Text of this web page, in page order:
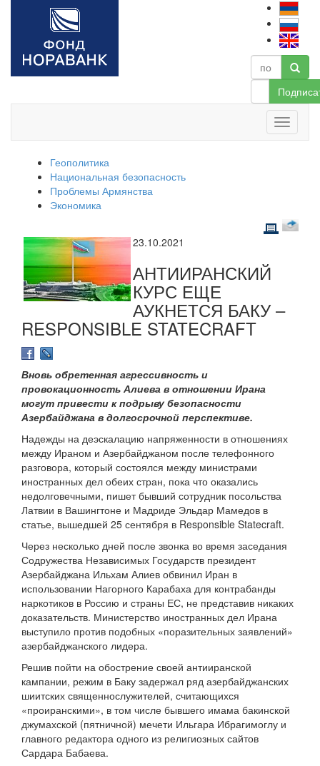
Геополитика
Национальная безопасность
Проблемы Армянства
Экономика
23.10.2021
АНТИИРАНСКИЙ
КУРС ЕЩЕ
АУКНЕТСЯ БАКУ –
RESPONSIBLE STATECRAFT
Вновь обретенная агрессивность и
провокационность Алиева в отношении Ирана
могут привести к подрыву безопасности
Азербайджана в долгосрочной перспективе.
Надежды на деэскалацию напряженности в отношениях
между Ираном и Азербайджаном после телефонного
разговора, который состоялся между министрами
иностранных дел обеих стран, пока что оказались
недолговечными, пишет бывший сотрудник посольства
Латвии в Вашингтоне и Мадриде Эльдар Мамедов в
статье, вышедшей 25 сентября в Responsible Statecraft.
Через несколько дней после звонка во время заседания
Содружества Независимых Государств президент
Азербайджана Ильхам Алиев обвинил Иран в
использовании Нагорного Карабаха для контрабанды
наркотиков в Россию и страны ЕС, не представив никаких
доказательств. Министерство иностранных дел Ирана
выступило против подобных «поразительных заявлений»
азербайджанского лидера.
Решив пойти на обострение своей антииранской
кампании, режим в Баку задержал ряд азербайджанских
шиитских священнослужителей, считающихся
«проиранскими», в том числе бывшего имама бакинской
джумахской (пятничной) мечети Ильгара Ибрагимоглу и
главного редактора одного из религиозных сайтов
Сардара Бабаева.